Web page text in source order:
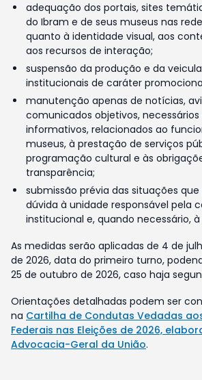
adequação dos portais, sites
do Ibram e de seus museus nas
quanto à identidade visual, aos
aos recursos de interação;
suspensão da produção e da
institucionais de caráter
manutenção apenas de notícias,
comunicados objetivos,
informativos, relacionados ao
museus, à prestação de serviços
programação cultural e às
transparência;
submissão prévia das situações
dúvida à unidade responsável pela
institucional e, quando necessário,
As medidas serão aplicadas de 4 de
de 2026, data do primeiro turno,
25 de outubro de 2026, caso haja
Orientações detalhadas podem ser
na Cartilha de Condutas Vedadas
Federais nas Eleições de 2026,
Advocacia-Geral da União.